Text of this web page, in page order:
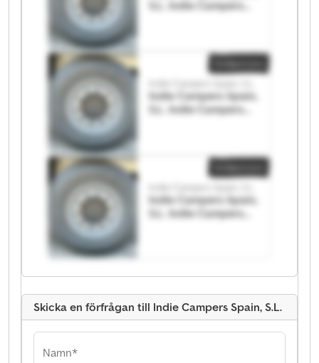
Indie Campers Spain,
Indie Campers Spain,
Skicka en förfrågan till Indie Campers Spain, S.L.
Namn*